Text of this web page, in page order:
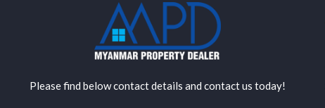
Please find below contact details and contact us today!